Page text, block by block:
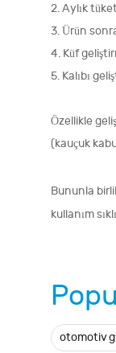
2. Aylık
3. Ürün
4. Küf
5. Kalıbı
Özellikle
(kauçuk
Bununla
kullanım
otomotiv